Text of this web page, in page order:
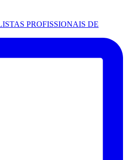
PROFISSIONAIS DE